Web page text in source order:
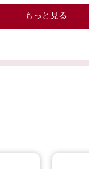
もっと見る